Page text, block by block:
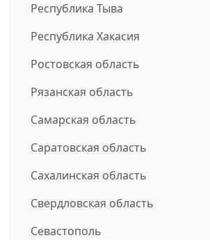
Республика Тыва
Республика Хакасия
Ростовская область
Рязанская область
Самарская область
Саратовская область
Сахалинская область
Свердловская область
Севастополь